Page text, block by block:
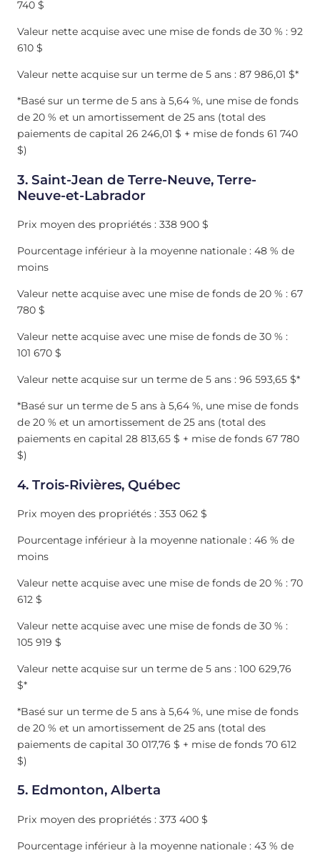
740 $
Valeur nette acquise avec une mise de fonds de 30 % : 92
610 $
Valeur nette acquise sur un terme de 5 ans : 87 986,01 $*
*Basé sur un terme de 5 ans à 5,64 %, une mise de fonds
de 20 % et un amortissement de 25 ans (total des
paiements de capital 26 246,01 $ + mise de fonds 61 740
$)
3. Saint-Jean de Terre-Neuve, Terre-
Neuve-et-Labrador
Prix moyen des propriétés : 338 900 $
Pourcentage inférieur à la moyenne nationale : 48 % de
moins
Valeur nette acquise avec une mise de fonds de 20 % : 67
780 $
Valeur nette acquise avec une mise de fonds de 30 % :
101 670 $
Valeur nette acquise sur un terme de 5 ans : 96 593,65 $*
*Basé sur un terme de 5 ans à 5,64 %, une mise de fonds
de 20 % et un amortissement de 25 ans (total des
paiements en capital 28 813,65 $ + mise de fonds 67 780
$)
4. Trois-Rivières, Québec
Prix moyen des propriétés : 353 062 $
Pourcentage inférieur à la moyenne nationale : 46 % de
moins
Valeur nette acquise avec une mise de fonds de 20 % : 70
612 $
Valeur nette acquise avec une mise de fonds de 30 % :
105 919 $
Valeur nette acquise sur un terme de 5 ans : 100 629,76
$*
*Basé sur un terme de 5 ans à 5,64 %, une mise de fonds
de 20 % et un amortissement de 25 ans (total des
paiements de capital 30 017,76 $ + mise de fonds 70 612
$)
5. Edmonton, Alberta
Prix moyen des propriétés : 373 400 $
Pourcentage inférieur à la moyenne nationale : 43 % de